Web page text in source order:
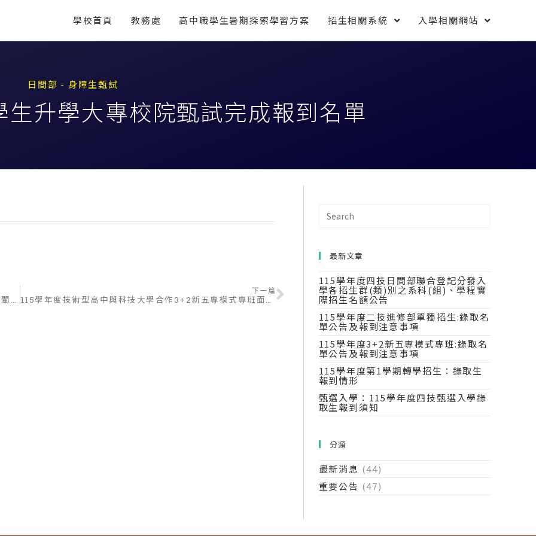
學校首頁 教務處 高中職學生暑期探索學習方案 招生相關系統 入學相關網站
日間部 - 身障生甄試
升學大專校院甄試完成報到名單
115學年度運動成績優良學生升學輔導甄審、甄試：報到相關注意事項
下一篇
115學年度技術型高中與科技大學合作3+2新五專模式專班面試時間及注意事項
最新文章
115學年度四技日間部聯合登記分發入
學各招生群(類)別之系科(組)、學程實
際招生名額公告
115學年度二技進修部單獨招生:錄取名
單公告及報到注意事項
115學年度3+2新五專模式專班:錄取名
單公告及報到注意事項
115學年度第1學期轉學招生：錄取生
報到情形
甄選入學：115學年度四技甄選入學錄
取生報到須知
分類
最新消息 (44)
重要公告 (47)